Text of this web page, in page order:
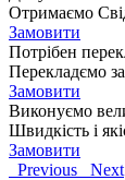
Отримаємо
Замовити
Потрібен
Перекладємо
Замовити
Виконуємо
Швидкість і
Замовити
Previous
Next